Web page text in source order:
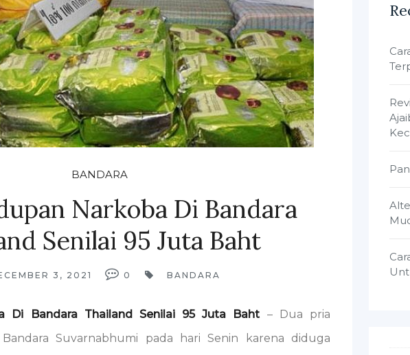
BANDARA
Narkoba Di Bandara
Senilai 95 Juta Baht
3, 2021 0 BANDARA
Di Bandara Thailand Senilai 95 Juta Baht – Dua pria
Suvarnabhumi pada hari Senin karena diduga